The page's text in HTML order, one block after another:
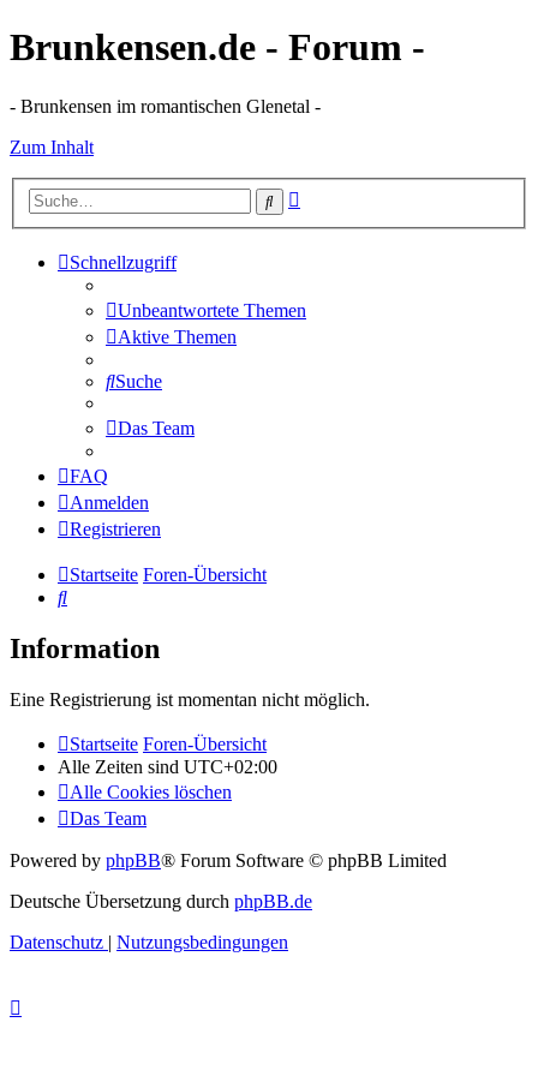
Brunkensen.de - Forum -
- Brunkensen im romantischen Glenetal -
Zum Inhalt
Suche
Schnellzugriff
Unbeantwortete Themen
Aktive Themen
Suche
Das Team
FAQ
Anmelden
Registrieren
Startseite Foren-Übersicht
Suche
Information
Eine Registrierung ist momentan nicht möglich.
Startseite Foren-Übersicht
Alle Zeiten sind UTC+02:00
Alle Cookies löschen
Das Team
Powered by phpBB® Forum Software © phpBB Limited
Deutsche Übersetzung durch phpBB.de
Datenschutz | Nutzungsbedingungen